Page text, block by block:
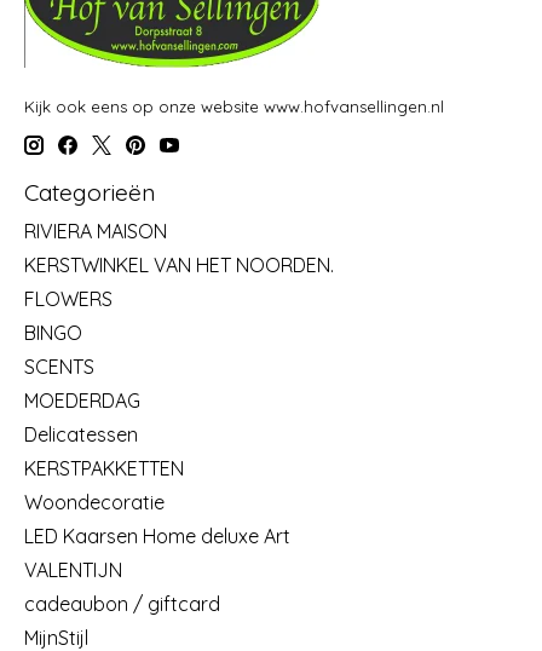
Kijk ook eens op onze website www.hofvansellingen.nl
Categorieën
RIVIERA MAISON
KERSTWINKEL VAN HET NOORDEN.
FLOWERS
BINGO
SCENTS
MOEDERDAG
Delicatessen
KERSTPAKKETTEN
Woondecoratie
LED Kaarsen Home deluxe Art
VALENTIJN
cadeaubon / giftcard
MijnStijl